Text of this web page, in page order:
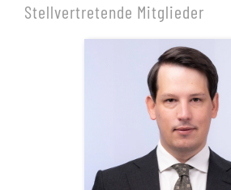
Stellvertretende Mitglieder